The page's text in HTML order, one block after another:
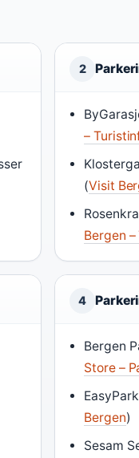
2
–
(Visit
Bergen
4
Bergen
Store –
Bergen)
Sesam